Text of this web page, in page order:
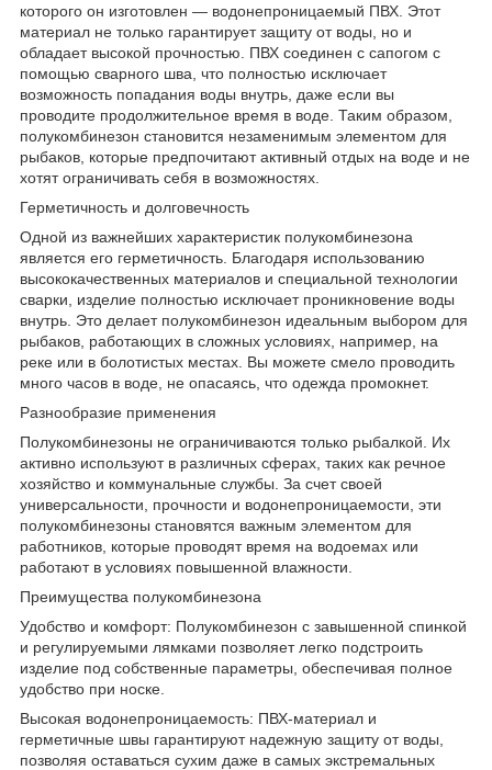
которого он изготовлен — водонепроницаемый ПВХ. Этот
материал не только гарантирует защиту от воды, но и
обладает высокой прочностью. ПВХ соединен с сапогом с
помощью сварного шва, что полностью исключает
возможность попадания воды внутрь, даже если вы
проводите продолжительное время в воде. Таким образом,
полукомбинезон становится незаменимым элементом для
рыбаков, которые предпочитают активный отдых на воде и не
хотят ограничивать себя в возможностях.
Герметичность и долговечность
Одной из важнейших характеристик полукомбинезона
является его герметичность. Благодаря использованию
высококачественных материалов и специальной технологии
сварки, изделие полностью исключает проникновение воды
внутрь. Это делает полукомбинезон идеальным выбором для
рыбаков, работающих в сложных условиях, например, на
реке или в болотистых местах. Вы можете смело проводить
много часов в воде, не опасаясь, что одежда промокнет.
Разнообразие применения
Полукомбинезоны не ограничиваются только рыбалкой. Их
активно используют в различных сферах, таких как речное
хозяйство и коммунальные службы. За счет своей
универсальности, прочности и водонепроницаемости, эти
полукомбинезоны становятся важным элементом для
работников, которые проводят время на водоемах или
работают в условиях повышенной влажности.
Преимущества полукомбинезона
Удобство и комфорт: Полукомбинезон с завышенной спинкой
и регулируемыми лямками позволяет легко подстроить
изделие под собственные параметры, обеспечивая полное
удобство при носке.
Высокая водонепроницаемость: ПВХ-материал и
герметичные швы гарантируют надежную защиту от воды,
позволяя оставаться сухим даже в самых экстремальных